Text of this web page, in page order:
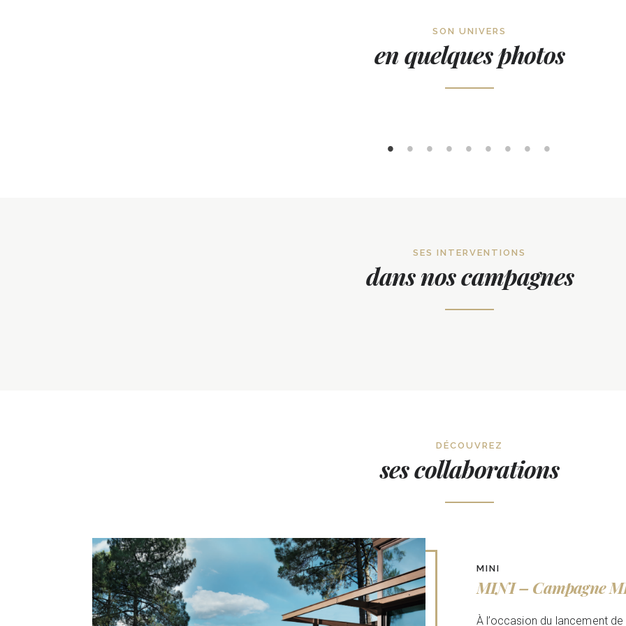
SON UNIVERS
en quelques photos
SES INTERVENTIONS
dans nos campagnes
DÉCOUVREZ
ses collaborations
MINI
MINI – Campagne
À l’occasion du lancement